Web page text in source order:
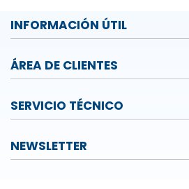
INFORMACIÓN ÚTIL
ÁREA DE CLIENTES
SERVICIO TÉCNICO
NEWSLETTER